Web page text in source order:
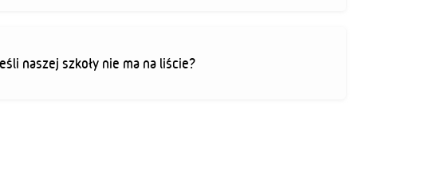
naszej szkoły nie ma na liście?